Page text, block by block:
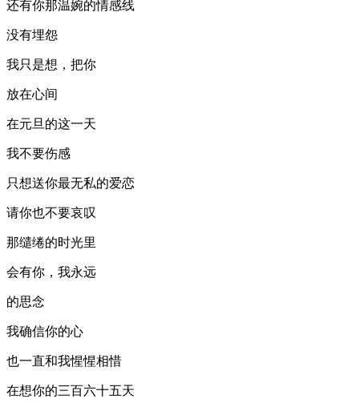
还有你那温婉的情感线
没有埋怨
我只是想，把你
放在心间
在元旦的这一天
我不要伤感
只想送你最无私的爱恋
请你也不要哀叹
那缱绻的时光里
会有你，我永远
的思念
我确信你的心
也一直和我惺惺相惜
在想你的三百六十五天